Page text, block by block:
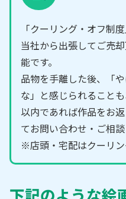
「クーリング・オフ制
当社から出張してご売
能です。
品物を手離した後、「
な」と感じられること
以内であれば作品をお
てお問い合わせ・ご相談
※店頭・宅配はクーリ